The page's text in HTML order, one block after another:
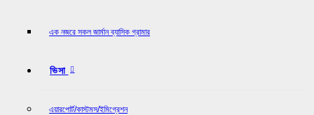
এক নজরে সকল জার্মান ব্যাসিক গ্রামার
ভিসা
এয়ারপোর্ট/কাস্টমস/ইমিগ্রেশন